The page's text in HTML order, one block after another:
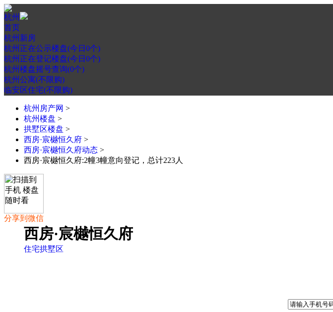
杭州
首页
杭州新房
杭州正在公示楼盘(今日0个)
杭州正在登记楼盘(今日0个)
杭州楼盘摇号查询(0个)
杭州公寓(不限购)
临安区住宅(不限购)
杭州房产网 >
杭州楼盘 >
拱墅区楼盘 >
西房·宸樾恒久府 >
西房·宸樾恒久府动态 >
西房·宸樾恒久府:2幢3幢意向登记，总计223人
分享到微信
西房·宸樾恒久府
住宅拱墅区